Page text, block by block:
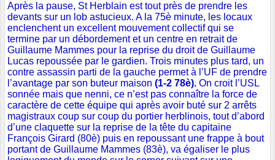
Après la pause, St Herblain est tout près de prendre les
devants sur un lob astucieux. A la 75è minute, les locaux
enclenchent un excellent mouvement collectif qui se
termine par un débordement et un centre en retrait de
Guillaume Mammes pour la reprise du droit de Guillaume
Lucas repoussée par le gardien. Trois minutes plus tard, un
contre assassin parti de la gauche permet à l’UF de prendre
l’avantage par son buteur maison (1-2 78è). On croit l’USL
sonnée mais que nenni, ce n’est pas connaître la force de
caractère de cette équipe qui après avoir buté sur 2 arrêts
magistraux coup sur coup du portier herblinois, tout d’abord
d’une claquette sur la reprise de la tête du capitaine
François Girard (80è) puis en repoussant une frappe à bout
portant de Guillaume Mammes (83è), va égaliser le plus